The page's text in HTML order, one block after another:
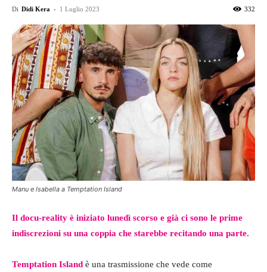
Di Didi Kera - 1 Luglio 2023 332
Manu e Isabella a Temptation Island
Il docu-reality è iniziato lunedì scorso e già ci sono le prime
indiscrezioni su una coppia che starebbe recitando una parte.
Temptation Island è una trasmissione che vede come